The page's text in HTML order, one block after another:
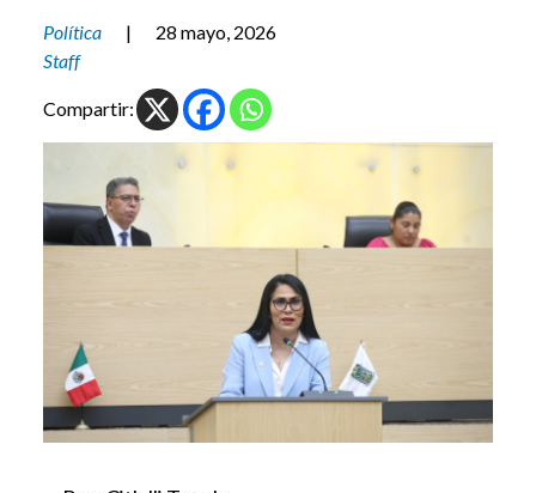
Política |
28 mayo, 2026
Staff
Compartir: